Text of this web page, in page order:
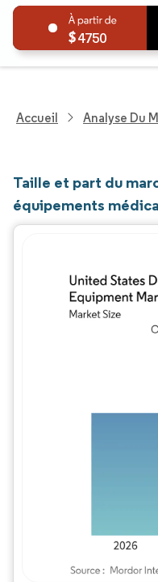
4750
Accueil Analyse Du
Taille et part du
équipements